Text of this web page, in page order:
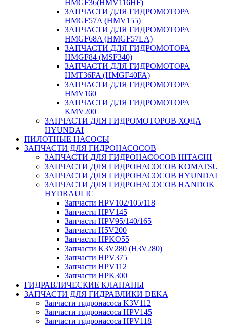
HMGF36(HMV116HF)
ЗАПЧАСТИ ДЛЯ ГИДРОМОТОРА
HMGF57A (HMV155)
ЗАПЧАСТИ ДЛЯ ГИДРОМОТОРА
HMGF68A (HMGF57LA)
ЗАПЧАСТИ ДЛЯ ГИДРОМОТОРА
HMGF84 (MSF340)
ЗАПЧАСТИ ДЛЯ ГИДРОМОТОРА
HMT36FA (HMGF40FA)
ЗАПЧАСТИ ДЛЯ ГИДРОМОТОРА
HMV160
ЗАПЧАСТИ ДЛЯ ГИДРОМОТОРА
KMV200
ЗАПЧАСТИ ДЛЯ ГИДРОМОТОРОВ ХОДА
HYUNDAI
ПИЛОТНЫЕ НАСОСЫ
ЗАПЧАСТИ ДЛЯ ГИДРОНАСОСОВ
ЗАПЧАСТИ ДЛЯ ГИДРОНАСОСОВ HITACHI
ЗАПЧАСТИ ДЛЯ ГИДРОНАСОСОВ KOMATSU
ЗАПЧАСТИ ДЛЯ ГИДРОНАСОСОВ HYUNDAI
ЗАПЧАСТИ ДЛЯ ГИДРОНАСОСОВ HANDOK
HYDRAULIC
Запчасти HPV102/105/118
Запчасти HPV145
Запчасти HPV95/140/165
Запчасти H5V200
Запчасти HPKO55
Запчасти K3V280 (H3V280)
Запчасти HPV375
Запчасти HPV112
Запчасти HPK300
ГИДРАВЛИЧЕСКИЕ КЛАПАНЫ
ЗАПЧАСТИ ДЛЯ ГИДРАВЛИКИ DEKA
Запчасти гидронасоса K3V112
Запчасти гидронасоса HPV145
Запчасти гидронасоса HPV118